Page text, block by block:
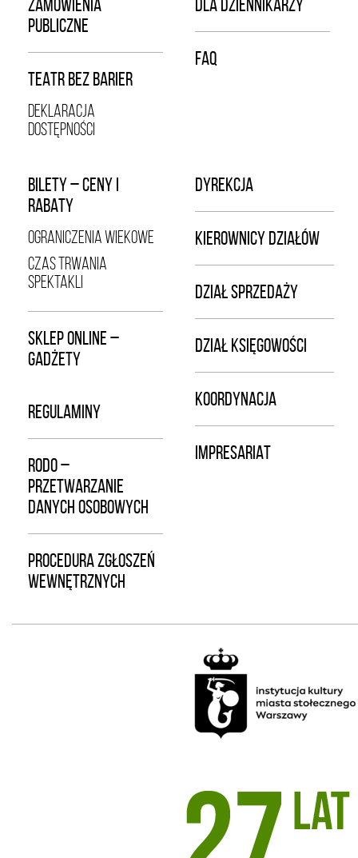
ZAMÓWIENIA
PUBLICZNE
TEATR BEZ BARIER
DEKLARACJA
DOSTĘPNOŚCI
DLA DZIENNIKARZY
FAQ
BILETY – CENY I
RABATY
OGRANICZENIA WIEKOWE
CZAS TRWANIA
SPEKTAKLI
SKLEP ONLINE –
GADŻETY
REGULAMINY
RODO –
PRZETWARZANIE
DANYCH OSOBOWYCH
PROCEDURA ZGŁOSZEŃ
WEWNĘTRZNYCH
DYREKCJA
KIEROWNICY DZIAŁÓW
DZIAŁ SPRZEDAŻY
DZIAŁ KSIĘGOWOŚCI
KOORDYNACJA
IMPRESARIAT